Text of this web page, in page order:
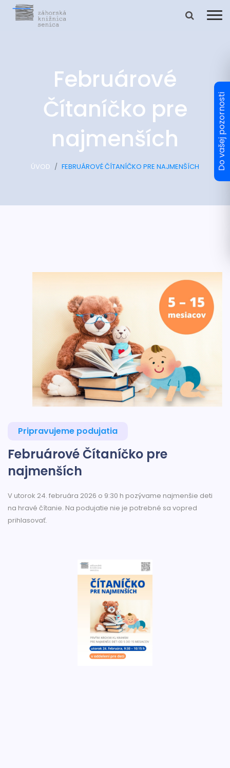
Februárové
Čítaníčko pre
najmenších
ÚVOD FEBRUÁROVÉ ČÍTANÍČKO PRE NAJMENŠÍCH
Pripravujeme podujatia
Februárové Čítaníčko pre
najmenších
V utorok 24. februára 2026 o 9:30 h pozývame najmenšie deti
na hravé čítanie. Na podujatie nie je potrebné sa vopred
prihlasovať.